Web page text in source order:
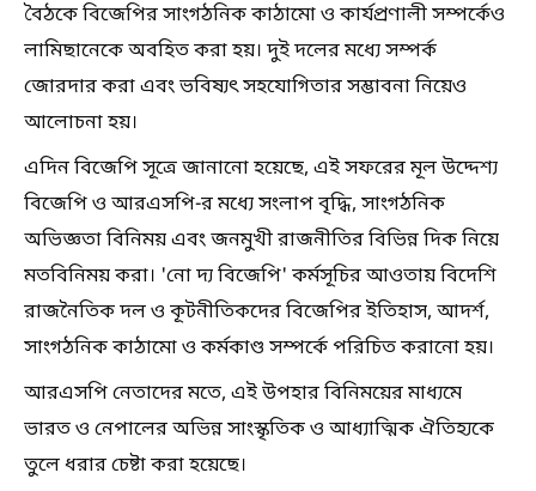
বৈঠকে বিজেপির সাংগঠনিক কাঠামো ও কার্যপ্রণালী সম্পর্কেও
লামিছানেকে অবহিত করা হয়। দুই দলের মধ্যে সম্পর্ক
জোরদার করা এবং ভবিষ্যৎ সহযোগিতার সম্ভাবনা নিয়েও
আলোচনা হয়।
এদিন বিজেপি সূত্রে জানানো হয়েছে, এই সফরের মূল উদ্দেশ্য
বিজেপি ও আরএসপি-র মধ্যে সংলাপ বৃদ্ধি, সাংগঠনিক
অভিজ্ঞতা বিনিময় এবং জনমুখী রাজনীতির বিভিন্ন দিক নিয়ে
মতবিনিময় করা। 'নো দ্য বিজেপি' কর্মসূচির আওতায় বিদেশি
রাজনৈতিক দল ও কূটনীতিকদের বিজেপির ইতিহাস, আদর্শ,
সাংগঠনিক কাঠামো ও কর্মকাণ্ড সম্পর্কে পরিচিত করানো হয়।
আরএসপি নেতাদের মতে, এই উপহার বিনিময়ের মাধ্যমে
ভারত ও নেপালের অভিন্ন সাংস্কৃতিক ও আধ্যাত্মিক ঐতিহ্যকে
তুলে ধরার চেষ্টা করা হয়েছে।